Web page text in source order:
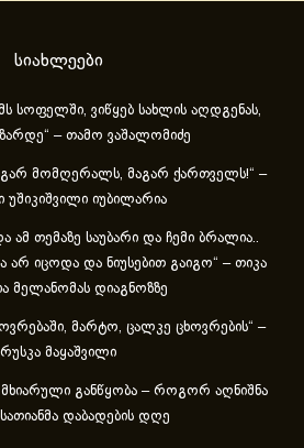
სიახლეები
სოფელში, ვიწყებ სახლის აღდგენას,
– თამო ვაშალომიძე
მომღერალს, მაგარ ქართველს!“ –
უშიკიშვილი იუბილარია
თემაზე საუბარი და ჩემი ბრალია..
არ იცოდა და ნიუსებით გაიგო“ – თიკა
მელანომას დიაგნოზზე
მარ­ტო, ცალ­კე ცხოვ­რე­ბის“ –
რუსკა მაყაშვილი
განწყობა – როგორ აღნიშნა
დაბადების დღე